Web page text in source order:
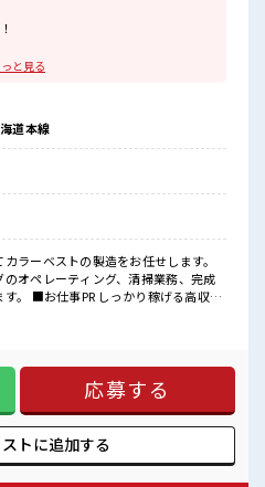
す。
方。
。
中》
と見る
道本線
ラーベストの製造をお任せします。
オペレーティング、清掃業務、完成
高収入
も安心！ 担当がしっかりバックアッ
人向け≫ 高収入を希望される方にオス
以上あります♪ ≪機能的な制服アリ≫
《20代・30代
メニュー豊富な社員食堂あり！ ドリ
ンビニ徒歩圏内！ 無料駐車場・ロッカ
！
応募する
トに追加する